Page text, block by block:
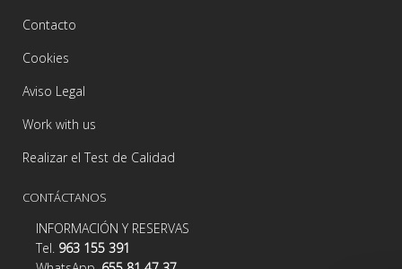
Contacto
Cookies
Aviso Legal
Work with us
Realizar el Test de Calidad
CONTÁCTANOS
INFORMACIÓN Y RESERVAS
Tel. 963 155 391